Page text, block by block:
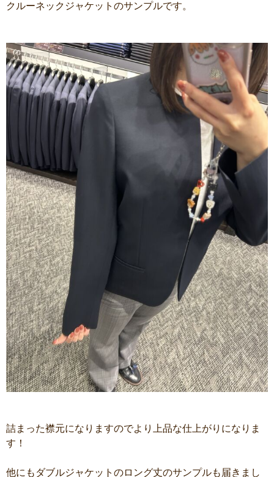
クルーネックジャケットのサンプルです。
詰まった襟元になりますのでより上品な仕上がりになりま
す！
他にもダブルジャケットのロング丈のサンプルも届きまし